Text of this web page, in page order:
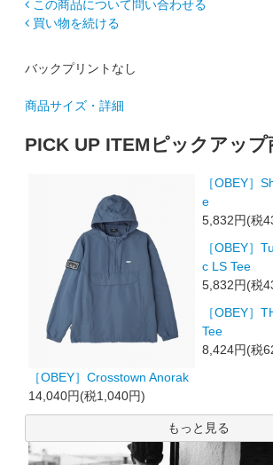
この商品について問い合わせる
買い物を続ける
バックプリントなし
商品サイズ・詳細
PICK UP ITEM ピックアップ
［OBEY］Crosstown Anorak
14,040円(税1,040円)
［OBEY］
e
5,832円(税
［OBEY］
c LS Tee
5,832円(税
［OBEY］
Tee
8,424円(税
もっと見る